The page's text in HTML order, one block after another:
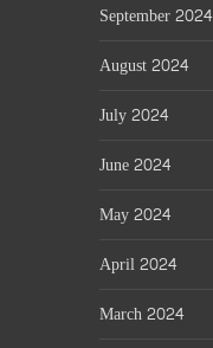
September 2024
August 2024
July 2024
June 2024
May 2024
April 2024
March 2024